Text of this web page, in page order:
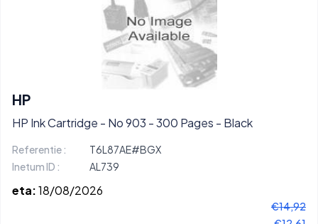
HP
HP Ink Cartridge - No 903 - 300 Pages - Black
Referentie :
T6L87AE#BGX
Inetum ID :
AL739
eta:18/08/2026
€14,92